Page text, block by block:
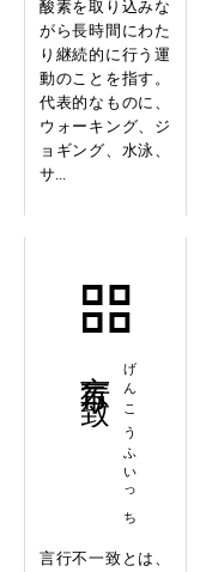
酸素を取り込みな
がら長時間にわた
り継続的に行う運
動のことを指す。
代表的なものに、
ウォーキング、ジ
ョギング、水泳、
サ...
げんこうふいっち
言行不一致とは、